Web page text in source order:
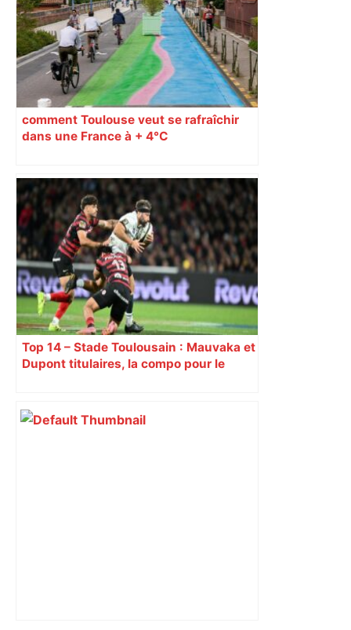
Âge à la Révolution – Actu.fr
comment Toulouse veut se rafraîchir
dans une France à + 4°C
Top 14 – Stade Toulousain : Mauvaka et
Dupont titulaires, la compo pour le